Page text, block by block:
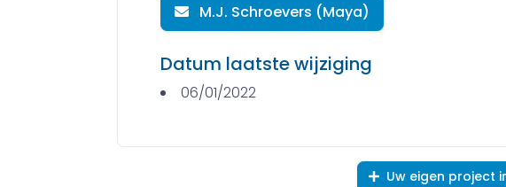
M.J. Schroevers (Maya)
Datum laatste wijziging
06/01/2022
Uw eigen project